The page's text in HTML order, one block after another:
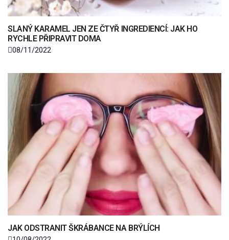
SLANÝ KARAMEL JEN ZE ČTYŘ INGREDIENCÍ: JAK HO
RYCHLE PŘIPRAVIT DOMA
08/11/2022
JAK ODSTRANIT ŠKRÁBANCE NA BRÝLÍCH